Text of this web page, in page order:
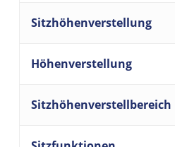
Sitzhöhenverstellung
Höhenverstellung
Sitzhöhenverstellbereich